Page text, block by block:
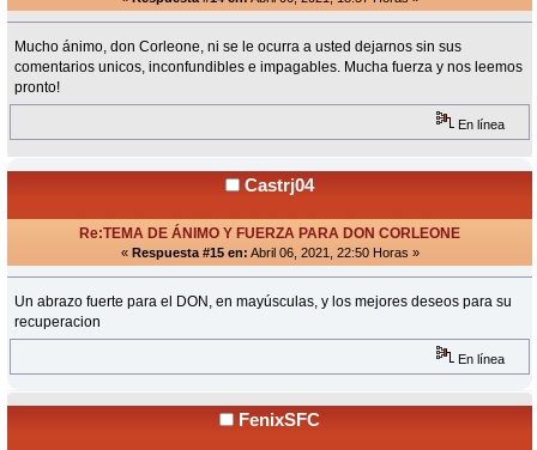
Mucho ánimo, don Corleone, ni se le ocurra a usted dejarnos sin sus
comentarios unicos, inconfundibles e impagables. Mucha fuerza y nos leemos
pronto!
En línea
Castrj04
Re:TEMA DE ÁNIMO Y FUERZA PARA DON CORLEONE
« Respuesta #15 en: Abril 06, 2021, 22:50 Horas »
Un abrazo fuerte para el DON, en mayúsculas, y los mejores deseos para su
recuperacion
En línea
FenixSFC